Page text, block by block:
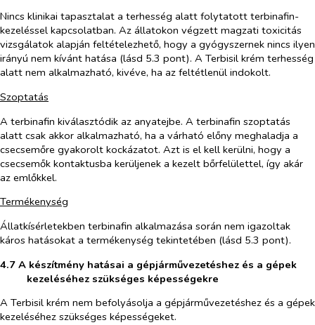
Nincs klinikai tapasztalat a terhesség alatt folytatott terbinafin-
kezeléssel kapcsolatban. Az állatokon végzett magzati toxicitás
vizsgálatok alapján feltételezhető, hogy a gyógyszernek nincs ilyen
irányú nem kívánt hatása (lásd 5.3 pont). A Terbisil krém terhesség
alatt nem alkalmazható, kivéve, ha az feltétlenül indokolt.
Szoptatás
A terbinafin kiválasztódik az anyatejbe. A terbinafin szoptatás
alatt csak akkor alkalmazható, ha a várható előny meghaladja a
csecsemőre gyakorolt kockázatot. Azt is el kell kerülni, hogy a
csecsemők kontaktusba kerüljenek a kezelt bőrfelülettel, így akár
az emlőkkel.
Termékenység
Állatkísérletekben terbinafin alkalmazása során nem igazoltak
káros hatásokat a termékenység tekintetében (lásd 5.3 pont).
4.7 A készítmény hatásai a gépjárművezetéshez és a gépek
kezeléséhez szükséges képességekre
A Terbisil krém nem befolyásolja a gépjárművezetéshez és a gépek
kezeléséhez szükséges képességeket.